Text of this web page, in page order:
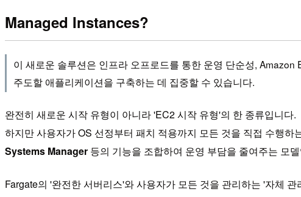
Managed Instances?
이 새로운 솔루션은 인프라 오프로드를 통한 운영 단순성,
주도할 애플리케이션을 구축하는 데 집중할 수 있습니다.
완전히 새로운 시작 유형이 아니라 'EC2 시작 유형'의 한 종류입니다.
하지만 사용자가 OS 선정부터 패치 적용까지 모든 것을 직접 수행
Systems Manager 등의 기능을 조합하여 운영 부담을 줄여주는 모
Fargate의 '완전한 서버리스'와 사용자가 모든 것을 관리하는 '자체 관